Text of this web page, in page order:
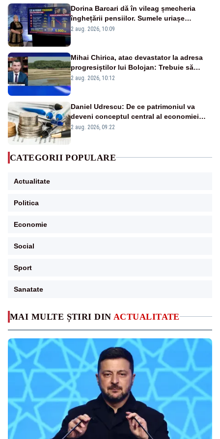
MAI MULTE ȘTIRI DIN ACTUALITATE
Dorina Barcari dă în vileag șmecheria
înghețării pensiilor. Sumele uriașe
pierdute de fiecare român
2 aug. 2026, 10:09
Mihai Chirica, atac devastator la adresa
progresiștilor lui Bolojan: Trebuie să
protejăm și natura, dar nu șținem omaneii
2 aug. 2026, 10:12
Daniel Udrescu: De ce patrimoniul va
deveni conceptul central al economiei
viitoare?
2 aug. 2026, 09:22
CATEGORII POPULARE
Actualitate
Politica
Economie
Social
Sport
Sanatate